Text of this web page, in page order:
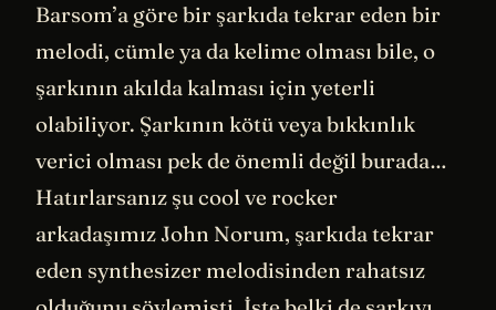
Barsom’a göre bir şarkıda tekrar eden bir
melodi, cümle ya da kelime olması bile, o
şarkının akılda kalması için yeterli
olabiliyor. Şarkının kötü veya bıkkınlık
verici olması pek de önemli değil burada…
Hatırlarsanız şu cool ve rocker
arkadaşımız John Norum, şarkıda tekrar
eden synthesizer melodisinden rahatsız